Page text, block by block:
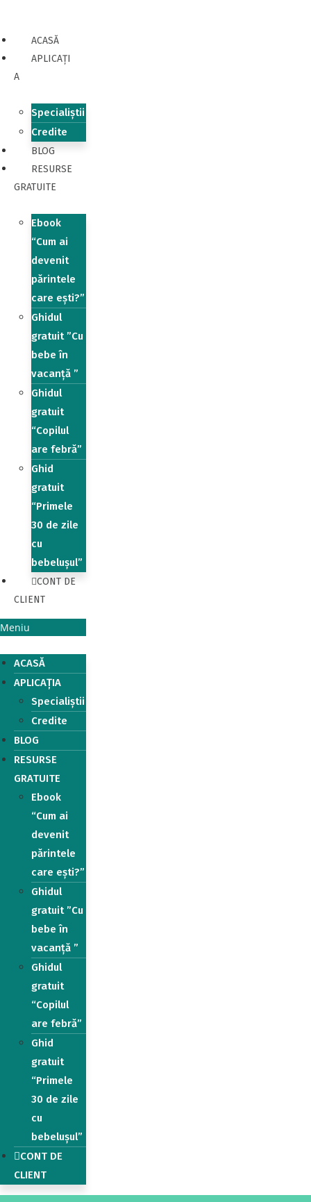
ACASĂ
APLICAȚI
A
Specialiștii
Credite
BLOG
RESURSE
GRATUITE
Ebook
“Cum ai
devenit
părintele
care ești?”
Ghidul
gratuit ”Cu
bebe în
vacanță ”
Ghidul
gratuit
“Copilul
are febră”
Ghid
gratuit
“Primele
30 de zile
cu
bebelușul”
CONT DE
CLIENT
Meniu
ACASĂ
APLICAȚIA
Specialiștii
Credite
BLOG
RESURSE
GRATUITE
Ebook
“Cum ai
devenit
părintele
care ești?”
Ghidul
gratuit ”Cu
bebe în
vacanță ”
Ghidul
gratuit
“Copilul
are febră”
Ghid
gratuit
“Primele
30 de zile
cu
bebelușul”
CONT DE
CLIENT